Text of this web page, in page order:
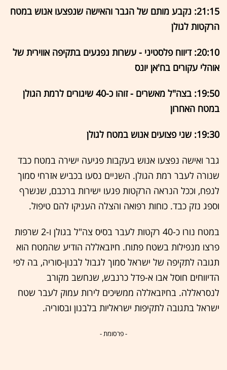
21:15: נקבע מותם של הגבר והאישה שנפצעו אנוש במטח
הרקטות לגולן
20:10: דיווח פלסטיני - עשרות נפגעים בתקיפה אווירית של
אוהלי עקורים בח'אן יונס
19:50: בצה"ל מאשרים - זוהו כ-40 שיגורים לרמת הגולן
במטח האחרון
19:30: שני פצועים אנוש במטח לגולן
גבר ואישה נפצעו אנוש בעקבות פגיעה ישירה במטח כבד
שנורה לעבר רמת הגולן. השניים נסעו בכביש אזרחי סמוך
לנפח, וככל הנראה הרקטות פגעו ישירות ברכבם, שנשרף
וספג נזק כבד. כוחות רפואה והצלה העניקו להם טיפול.
במטח נורו כ-40 רקטות לעבר בסיס צה"ל בגולן ו-2 שרפות
פרצו מנפילות בשטח פתוח. חיזבאללה הודיע שהמטח הוא
תגובה לתקיפה של ישראל סמוך לגבול לבנון-סוריה, בה לפי
הדיווחים חוסל אבו א-פדל כרנבש, שנחשב מקורב
לנסראללה. בחיזבאללה ממשיכים לירות עמוק לעבר שטח
ישראל בתגובה לתקיפות ישראליות בלבנון ובסוריה.
- פרסומת -